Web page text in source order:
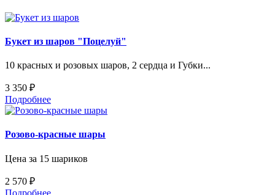
Букет из шаров "Поцелуй"
10 красных и розовых шаров, 2 сердца и Губки...
3 350 ₽
Подробнее
Розово-красные шары
Цена за 15 шариков
2 570 ₽
Подробнее